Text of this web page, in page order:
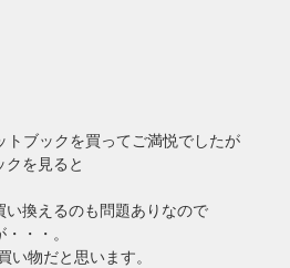
トブックを買ってご満悦でしたが
クを見ると
い換えるのも問題ありなので
・・。
い物だと思います。